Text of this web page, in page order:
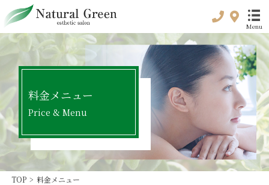
Menu
初めてのお客様へ
For customer
初回限定プラン
Special plan
料金メニュー
Price & Menu
TOP > 料金メニュー